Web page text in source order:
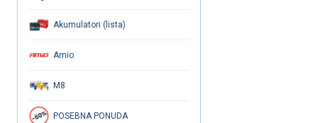
Akumulatori (lista)
Amio
M8
POSEBNA PONUDA